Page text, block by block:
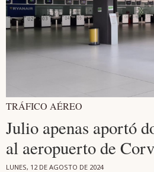
TRÁFICO AÉREO
Julio apenas aportó
al aeropuerto de
LUNES, 12 DE AGOSTO DE 2024